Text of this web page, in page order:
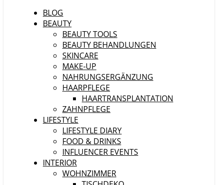
BLOG
BEAUTY
BEAUTY TOOLS
BEAUTY BEHANDLUNGEN
SKINCARE
MAKE-UP
NAHRUNGSERGÄNZUNG
HAARPFLEGE
HAARTRANSPLANTATION
ZAHNPFLEGE
LIFESTYLE
LIFESTYLE DIARY
FOOD & DRINKS
INFLUENCER EVENTS
INTERIOR
WOHNZIMMER